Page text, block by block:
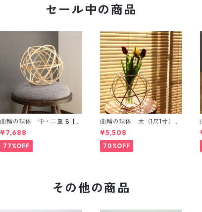
セール中の商品
曲輪の球体 中・二重 B【エ
ンブレムオブジェ発売記
念・限定特別価格】
¥7,688
77%OFF
曲輪の球体 大（1尺1寸）
【エンブレムオブジェ発売
記念・限定特別価格】
¥5,508
70%OFF
その他の商品